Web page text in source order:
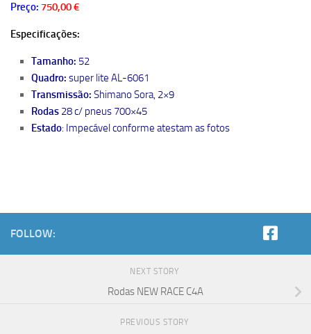
Preço: 750,00 €
Especificações:
Tamanho: 52
Quadro: super lite AL-6061
Transmissão: Shimano Sora, 2×9
Rodas 28 c/ pneus 700×45
Estado: Impecável conforme atestam as fotos
FOLLOW:
NEXT STORY
Rodas NEW RACE C4A
PREVIOUS STORY